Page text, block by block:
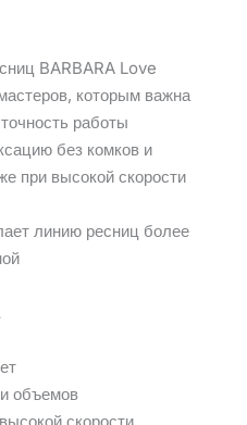
BARBARA Love
которым важна
работы
без комков и
при высокой скорости
линию ресниц более
объемов